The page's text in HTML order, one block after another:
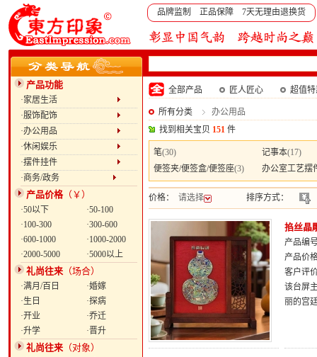
品牌监制 正品保障 7天无理由退换货
产品功能
·家居生活
·服饰配饰
·办公用品
·休闲娱乐
·摆件挂件
·商务/政务
产品价格（￥）
·50以下
·50-100
·100-300
·300-600
·600-1000
·1000-2000
·2000-5000
·5000以上
礼尚往来 （场合）
·满月/百日
·婚嫁
·生日
·探病
·开业
·乔迁
·升学
·晋升
礼尚往来 （对象）
全部产品 匠人匠心 超值
所有分类
办公用品
找到相关宝贝 151 件
笔(30) 记事本(17)
便签夹/便签盒/便签座(3) 办公室工艺摆
价格： 请选择 排序方式：
掐丝晶
产品编
产品价
客户评
该台屏
丽的宫